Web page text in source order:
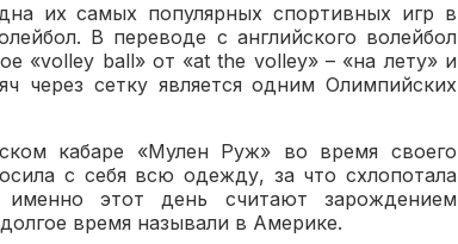
их самых популярных спортивных игр в
В переводе с английского волейбол
«volley ball» от «at the volley» – «на лету» и
через сетку является одним Олимпийских
кабаре «Мулен Руж» во время своего
с себя всю одежду, за что схлопотала
этот день считают зарождением
время называли в Америке.